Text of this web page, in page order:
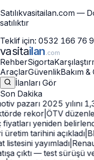
Satılıkvasitailan.com —
satılıktır
Teklif için: 0532 166 76
vasitailan .com
RehberSigorta
AraçlarGüvenlikBakım &
İlanları Gör
Son Dakika
pazarı 2025 yılını
rekor| ÖTV
yeniden
tarihini açıkladı|
listesini yayımladı|
çıktı — test sürüşü ve